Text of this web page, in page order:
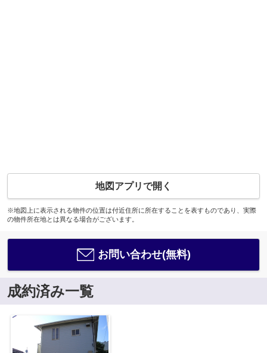
地図アプリで開く
※地図上に表示される物件の位置は付近住所に所在することを表すものであり、実際
の物件所在地とは異なる場合がございます。
お問い合わせ(無料)
成約済み一覧